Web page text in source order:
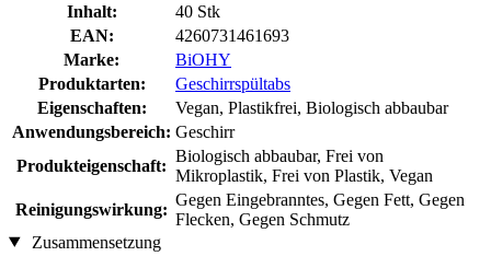
Inhalt:
40 Stk
EAN:
4260731461693
Marke:
BiOHY
Produktarten:
Geschirrspültabs
Eigenschaften:
Vegan, Plastikfrei, Biologisch abbaubar
Anwendungsbereich: Geschirr
Produkteigenschaft:
Biologisch abbaubar, Frei von
Mikroplastik, Frei von Plastik, Vegan
Reinigungswirkung:
Gegen Eingebranntes, Gegen Fett, Gegen
Flecken, Gegen Schmutz
Zusammensetzung